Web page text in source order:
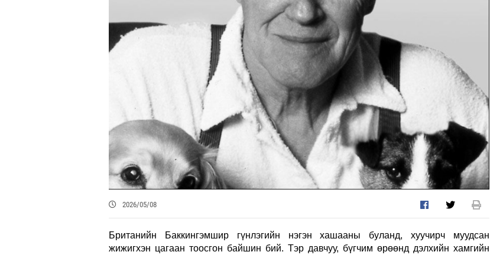
2026/05/08
Британийн Баккингэмшир гүнлэгийн нэгэн хашааны буланд, хуучирч муудсан
жижигхэн цагаан тоосгон байшин бий. Тэр давчуу, бүгчим өрөөнд дэлхийн хамгийн